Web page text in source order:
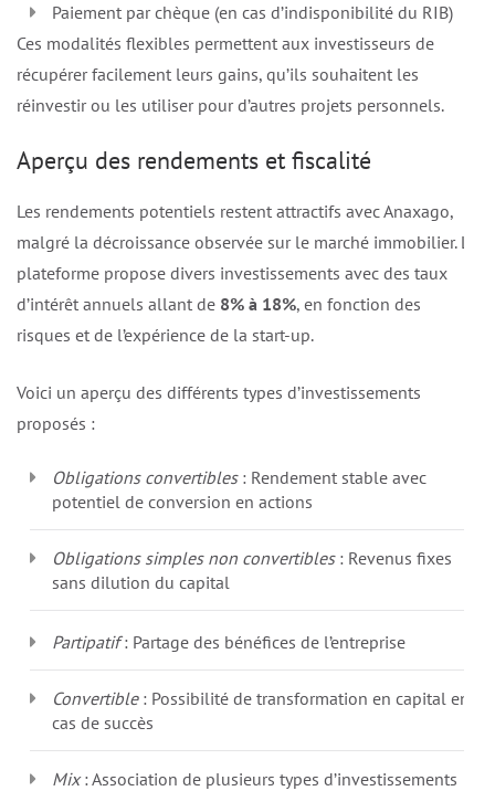
Paiement par chèque (en cas d’indisponibilité du RIB)
Ces modalités flexibles permettent aux investisseurs de
récupérer facilement leurs gains, qu’ils souhaitent les
réinvestir ou les utiliser pour d’autres projets personnels.
Aperçu des rendements et fiscalité
Les rendements potentiels restent attractifs avec Anaxago,
malgré la décroissance observée sur le marché immobilier. La
plateforme propose divers investissements avec des taux
d’intérêt annuels allant de 8% à 18%, en fonction des
risques et de l’expérience de la start-up.
Voici un aperçu des différents types d’investissements
proposés :
Obligations convertibles: Rendement stable avec
potentiel de conversion en actions
Obligations simples non convertibles: Revenus fixes
sans dilution du capital
Partipatif: Partage des bénéfices de l’entreprise
Convertible: Possibilité de transformation en capital en
cas de succès
Mix: Association de plusieurs types d’investissements